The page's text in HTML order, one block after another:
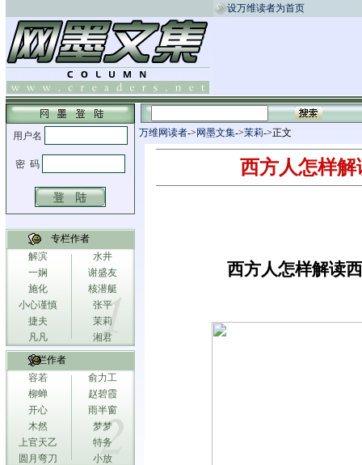
设万维读者为首页
专栏作者
解滨
水井
一娴
谢盛友
施化
核潜艇
小心谨慎
张平
捷夫
茉莉
凡凡
湘君
专栏作者
容若
俞力工
柳蝉
赵碧霞
开心
雨半窗
木然
梦梦
上官天乙
特务
圆月弯刀
小放
万维网读者-> 网墨文集->茉莉->正文
西方人怎样
西方人怎样解读